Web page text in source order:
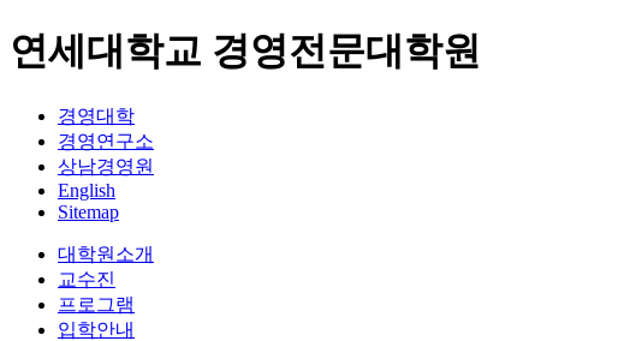
연세대학교 경영전문대학원
경영대학
경영연구소
상남경영원
English
Sitemap
대학원소개
교수진
프로그램
입학안내